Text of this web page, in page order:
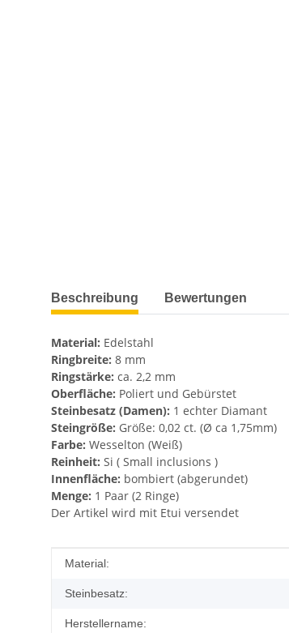
weitere Registerkarten anzeigen
Beschreibung Bewertungen
Material: Edelstahl
Ringbreite: 8 mm
Ringstärke: ca. 2,2 mm
Oberfläche: Poliert und Gebürstet
Steinbesatz (Damen): 1 echter Diamant
Steingröße: Größe: 0,02 ct. (Ø ca 1,75mm)
Farbe: Wesselton (Weiß)
Reinheit: Si ( Small inclusions )
Innenfläche: bombiert (abgerundet)
Menge: 1 Paar (2 Ringe)
Der Artikel wird mit Etui versendet
Produkteigenschaft
Wert
Material:
Steinbesatz:
Herstellername: